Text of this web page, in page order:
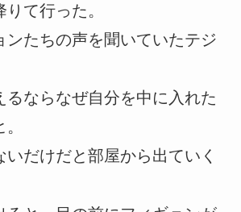
て行った。
ンたちの声を聞いていたテジ
るならなぜ自分を中に入れた
だけだと部屋から出ていく